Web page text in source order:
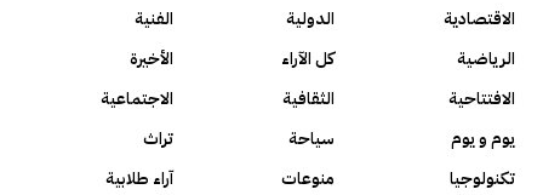
الاقتصادية
الدولية
الفنية
الرياضية
كل الآراء
الأخيرة
الافتتاحية
الثقافية
الاجتماعية
يوم و يوم
سياحة
تراث
تكنولوجيا
منوعات
آراء طلابية